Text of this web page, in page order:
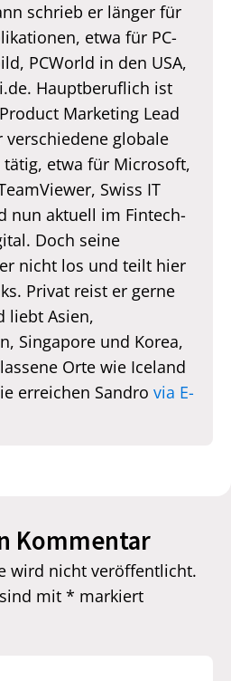
schrieb er länger für
etwa für PC-
PCWorld in den USA,
Hauptberuflich ist
Marketing Lead
globale
etwa für Microsoft,
Swiss IT
nun aktuell im Fintech-
Doch seine
nicht los und teilt hier
Privat reist er gerne
liebt Asien,
Singapore und Korea,
Orte wie Iceland
erreichen Sandro via E-
Kommentar
wird nicht veröffentlicht.
mit * markiert